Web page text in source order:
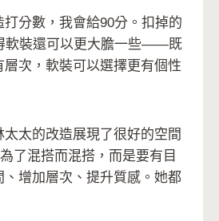
分數，我會給90分。扣掉的
軟裝還可以更大膽一些——既
層次，軟裝可以選擇更有個性
太的改造展現了很好的空間
了混搭而混搭，而是要有目
增加層次、提升質感。她都